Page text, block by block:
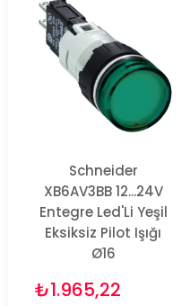
Schneider
XB6AV3BB 12...24V
Entegre Led'Li Yeşil
Eksiksiz Pilot Işığı
Ø16
₺1.965,22